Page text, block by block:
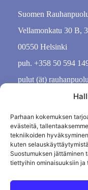
Parhaan kokemuksen
evästeitä,
tekniikoiden
kuten
Suostumuksen jättäminen
tiettyihin ominaisuuksiin ja
Suomen
Vellamonkatu 30 B,
00550 Helsinki
puh. +358 50 594
pulut (ät)